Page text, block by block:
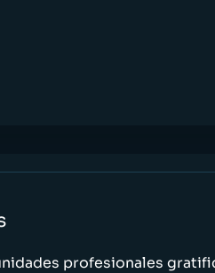
profesionales